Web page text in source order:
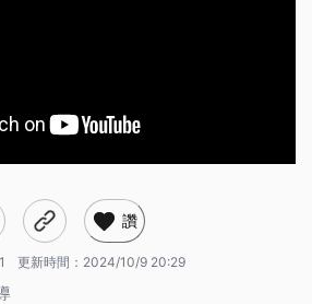
讚
更新時間： 2024/10/9 20:29